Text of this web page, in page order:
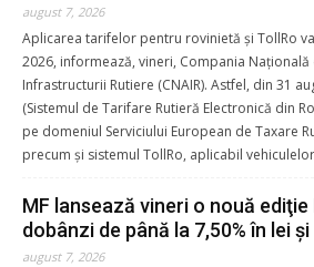
august 7, 2026
Aplicarea tarifelor pentru rovinietă şi TollRo
2026, informează, vineri, Compania
Infrastructurii Rutiere (CNAIR). Astfel, din 31
(Sistemul de Tarifare Rutieră Electronică din
pe domeniul Serviciului European de Taxare
precum şi sistemul TollRo, aplicabil
MF lansează vineri o nouă ediţie
dobânzi de până la 7,50% în lei
august 7, 2026